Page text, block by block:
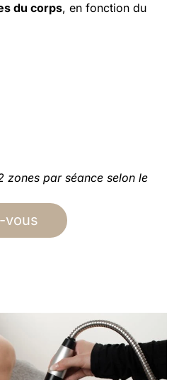
du corps, en fonction du
zones par séance selon le
vous